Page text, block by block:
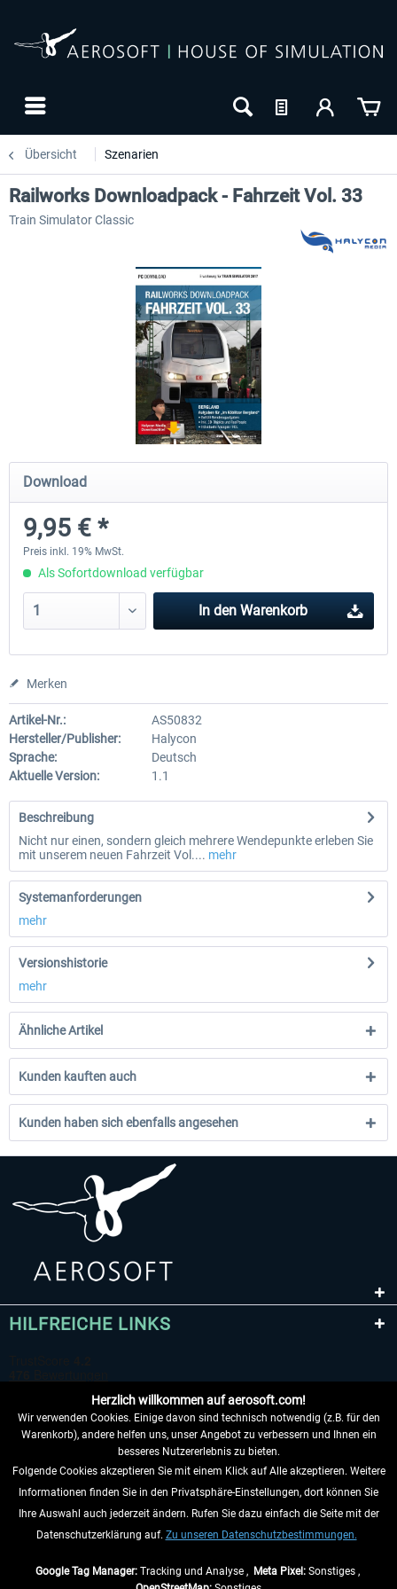
Übersicht Szenarien
Just Trains - U-Bahn Hamburg U1 &
39,62 € *
Railworks Szenario-Pack
Railworks Downloadpack - Fahrzeit Vol. 33
Train Simulator Classic
Download
9,95 € *
Preis inkl. 19% MwSt.
Als Sofortdownload verfügbar
In den Warenkorb
Merken
Artikel-Nr.:
AS50832
Hersteller/Publisher:
Halycon
Sprache:
Deutsch
Aktuelle Version:
1.1
Beschreibung
Nicht nur einen, sondern gleich mehrere Wendepunkte erleben Sie
mit unserem neuen Fahrzeit Vol.... mehr
Systemanforderungen
mehr
Versionshistorie
mehr
Ähnliche Artikel
Kunden kauften auch
Kunden haben sich ebenfalls angesehen
HILFREICHE LINKS
VERTRAG WIDERRUFEN
INFORMATIONEN
Herzlich willkommen auf aerosoft.com!
Wir verwenden Cookies. Einige davon sind technisch notwendig (z.B. für den
Warenkorb), andere helfen uns, unser Angebot zu verbessern und Ihnen ein
besseres Nutzererlebnis zu bieten.
Folgende Cookies akzeptieren Sie mit einem Klick auf Alle akzeptieren. Weitere
Informationen finden Sie in den Privatsphäre-Einstellungen, dort können Sie
Ihre Auswahl auch jederzeit ändern. Rufen Sie dazu einfach die Seite mit der
Datenschutzerklärung auf. Zu unseren Datenschutzbestimmungen.
Google Tag Manager:Tracking und Analyse , Meta Pixel:Sonstiges ,